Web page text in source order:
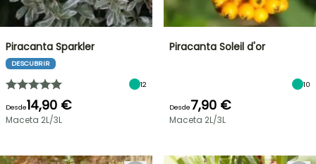
Piracanta Sparkler
DESCUBRIR
12
Desde14,90 €
Maceta 2L/3L
Piracanta Soleil d'or
10
Desde7,90 €
Maceta 2L/3L